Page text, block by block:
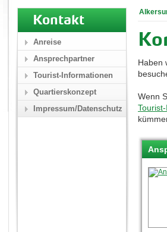
Haben
Wenn
Kontakt
Anreise
Ansprechpartner
Tourist-Informationen
Quartierskonzept
Impressum/Datenschutz